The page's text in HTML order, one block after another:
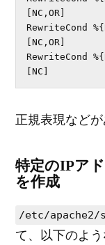
[NC,OR]
RewriteCond
[NC,OR]
RewriteCond
[NC]
正規表現など
特定のIPア
を作成
/etc/
て、以下のよう